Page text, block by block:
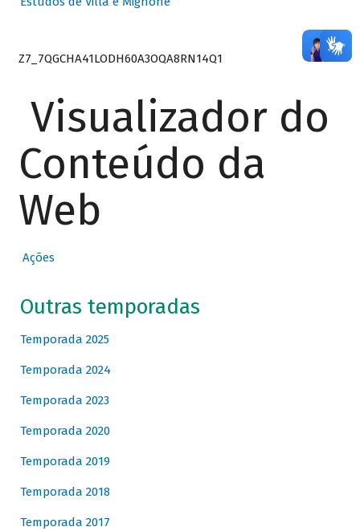
Z7_7QGCHA41LODH60A3OQA8RN14Q1
Visualizador do
Conteúdo da
Web
Ações
Outras temporadas
Temporada 2025
Temporada 2024
Temporada 2023
Temporada 2020
Temporada 2019
Temporada 2018
Temporada 2017